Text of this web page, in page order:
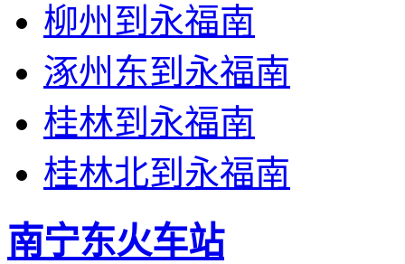
柳州到永福南
涿州东到永福南
桂林到永福南
桂林北到永福南
南宁东火车站